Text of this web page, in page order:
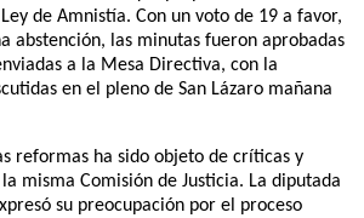
de Amnistía. Con un voto de 19 a favor,
abstención, las minutas fueron aprobadas
a la Mesa Directiva, con la
en el pleno de San Lázaro mañana
reformas ha sido objeto de críticas y
misma Comisión de Justicia. La diputada
su preocupación por el proceso